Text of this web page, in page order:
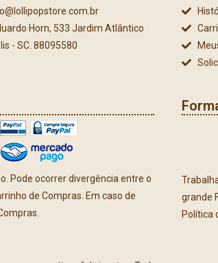
Horn, 533 Jardim Atlântico
- SC. 88095580
Pode ocorrer divergência entre o
de Compras. Em caso de
grande
Política